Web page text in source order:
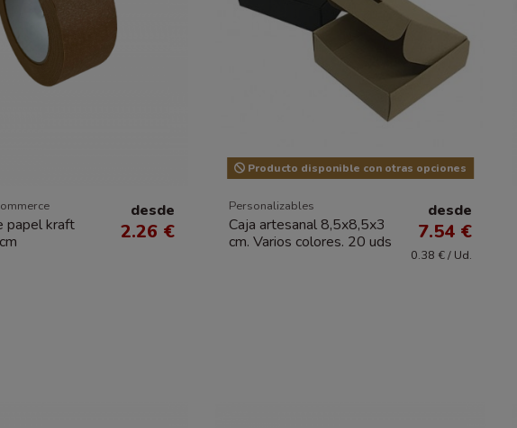
papel kraft
desde
2.26 €
Producto disponible con otras opciones
Personalizables
Caja artesanal 8,5x8,5x3
cm. Varios colores. 20 uds
desde
7.54 €
0.38 € / Ud.